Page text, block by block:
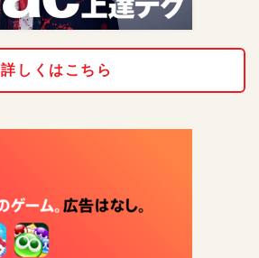
詳しくはこちら